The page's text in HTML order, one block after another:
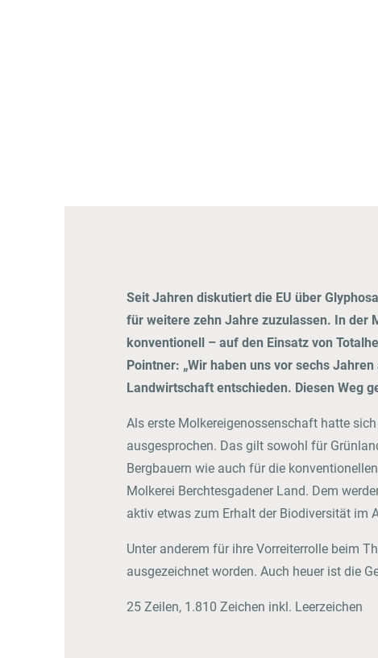
Seit Jahren diskutiert die EU über
für weitere zehn Jahre zuzulassen. In der
konventionell – auf den Einsatz von
Pointner: „Wir haben uns vor sechs
Landwirtschaft entschieden. Diesen Weg
Als erste Molkereigenossenschaft hatte
ausgesprochen. Das gilt sowohl für
Bergbauern wie auch für die
Molkerei Berchtesgadener Land. Dem
aktiv etwas zum Erhalt der Biodiversität im
Unter anderem für ihre Vorreiterrolle beim
ausgezeichnet worden. Auch heuer ist die
25 Zeilen, 1.810 Zeichen inkl. Leerzeichen